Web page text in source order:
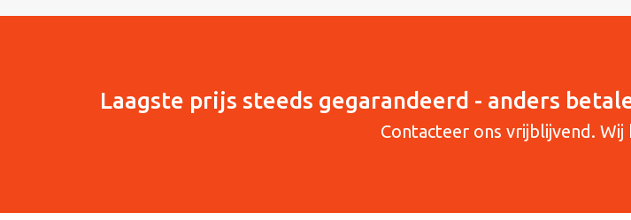
Laagste prijs steeds gegarandeerd - anders
Contacteer ons vrijblijvend.